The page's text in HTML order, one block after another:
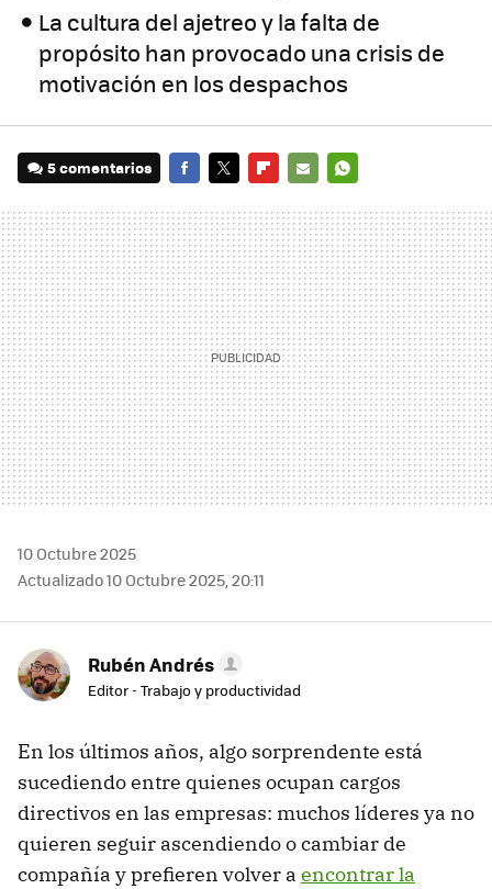
La cultura del ajetreo y la falta de
propósito han provocado una crisis de
motivación en los despachos
5 comentarios
MAIL
10 Octubre 2025
Actualizado 10 Octubre 2025, 20:11
Rubén Andrés
Editor - Trabajo y productividad
En los últimos años, algo sorprendente está
sucediendo entre quienes ocupan cargos
directivos en las empresas: muchos líderes ya no
quieren seguir ascendiendo o cambiar de
compañía y prefieren volver a encontrar la